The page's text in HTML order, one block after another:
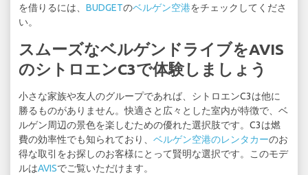
を借りるには、 BUDGETのベルゲン空港をチェックしてくださ
い。
スムーズなベルゲンドライブをAVIS
のシトロエンC3で体験しましょう
小さな家族や友人のグループであれば、シトロエンC3は他に
勝るものがありません。快適さと広々とした室内が特徴で、ベ
ルゲン周辺の景色を楽しむための優れた選択肢です。C3は燃
費の効率性でも知られており、 ベルゲン空港のレンタカーのお
得な取引をお探しのお客様にとって賢明な選択です。このモデ
ルはAVISでご覧いただけます。